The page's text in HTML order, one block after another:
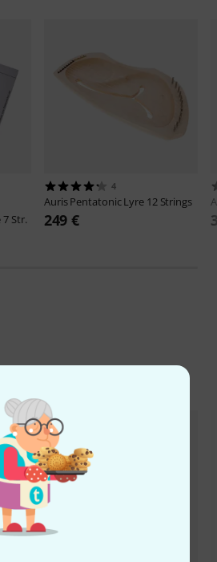
Str.
4
AurisPentatonic Lyre 12 Strings
249 €